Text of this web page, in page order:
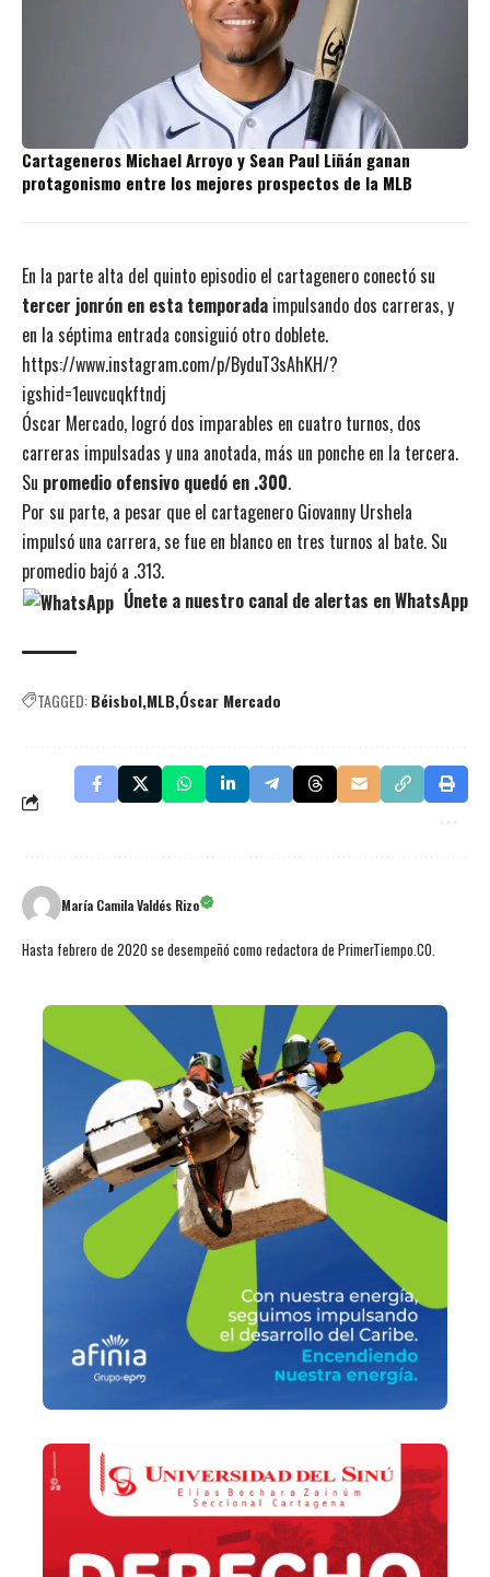
Cartageneros Michael Arroyo y Sean Paul Liñán ganan
protagonismo entre los mejores prospectos de la MLB
En la parte alta del quinto episodio el cartagenero conectó su
tercer jonrón en esta temporada impulsando dos carreras, y
en la séptima entrada consiguió otro doblete.
https://www.instagram.com/p/ByduT3sAhKH/?
igshid=1euvcuqkftndj
Óscar Mercado, logró dos imparables en cuatro turnos, dos
carreras impulsadas y una anotada, más un ponche en la tercera.
Su promedio ofensivo quedó en .300.
Por su parte, a pesar que el cartagenero Giovanny Urshela
impulsó una carrera, se fue en blanco en tres turnos al bate. Su
promedio bajó a .313.
Únete a nuestro canal de alertas en WhatsApp
TAGGED:Béisbol MLB Óscar Mercado
María Camila Valdés Rizo
Hasta febrero de 2020 se desempeñó como redactora de PrimerTiempo.CO.